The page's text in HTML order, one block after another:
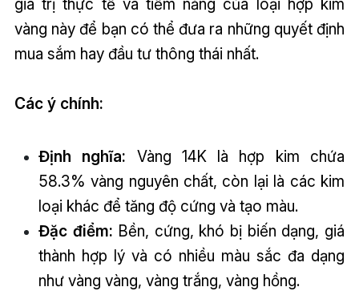
giá trị thực tế và tiềm năng của loại hợp kim
vàng này để bạn có thể đưa ra những quyết định
mua sắm hay đầu tư thông thái nhất.
Các ý chính:
Định nghĩa: Vàng 14K là hợp kim chứa
58.3% vàng nguyên chất, còn lại là các kim
loại khác để tăng độ cứng và tạo màu.
Đặc điểm: Bền, cứng, khó bị biến dạng, giá
thành hợp lý và có nhiều màu sắc đa dạng
như vàng vàng, vàng trắng, vàng hồng.